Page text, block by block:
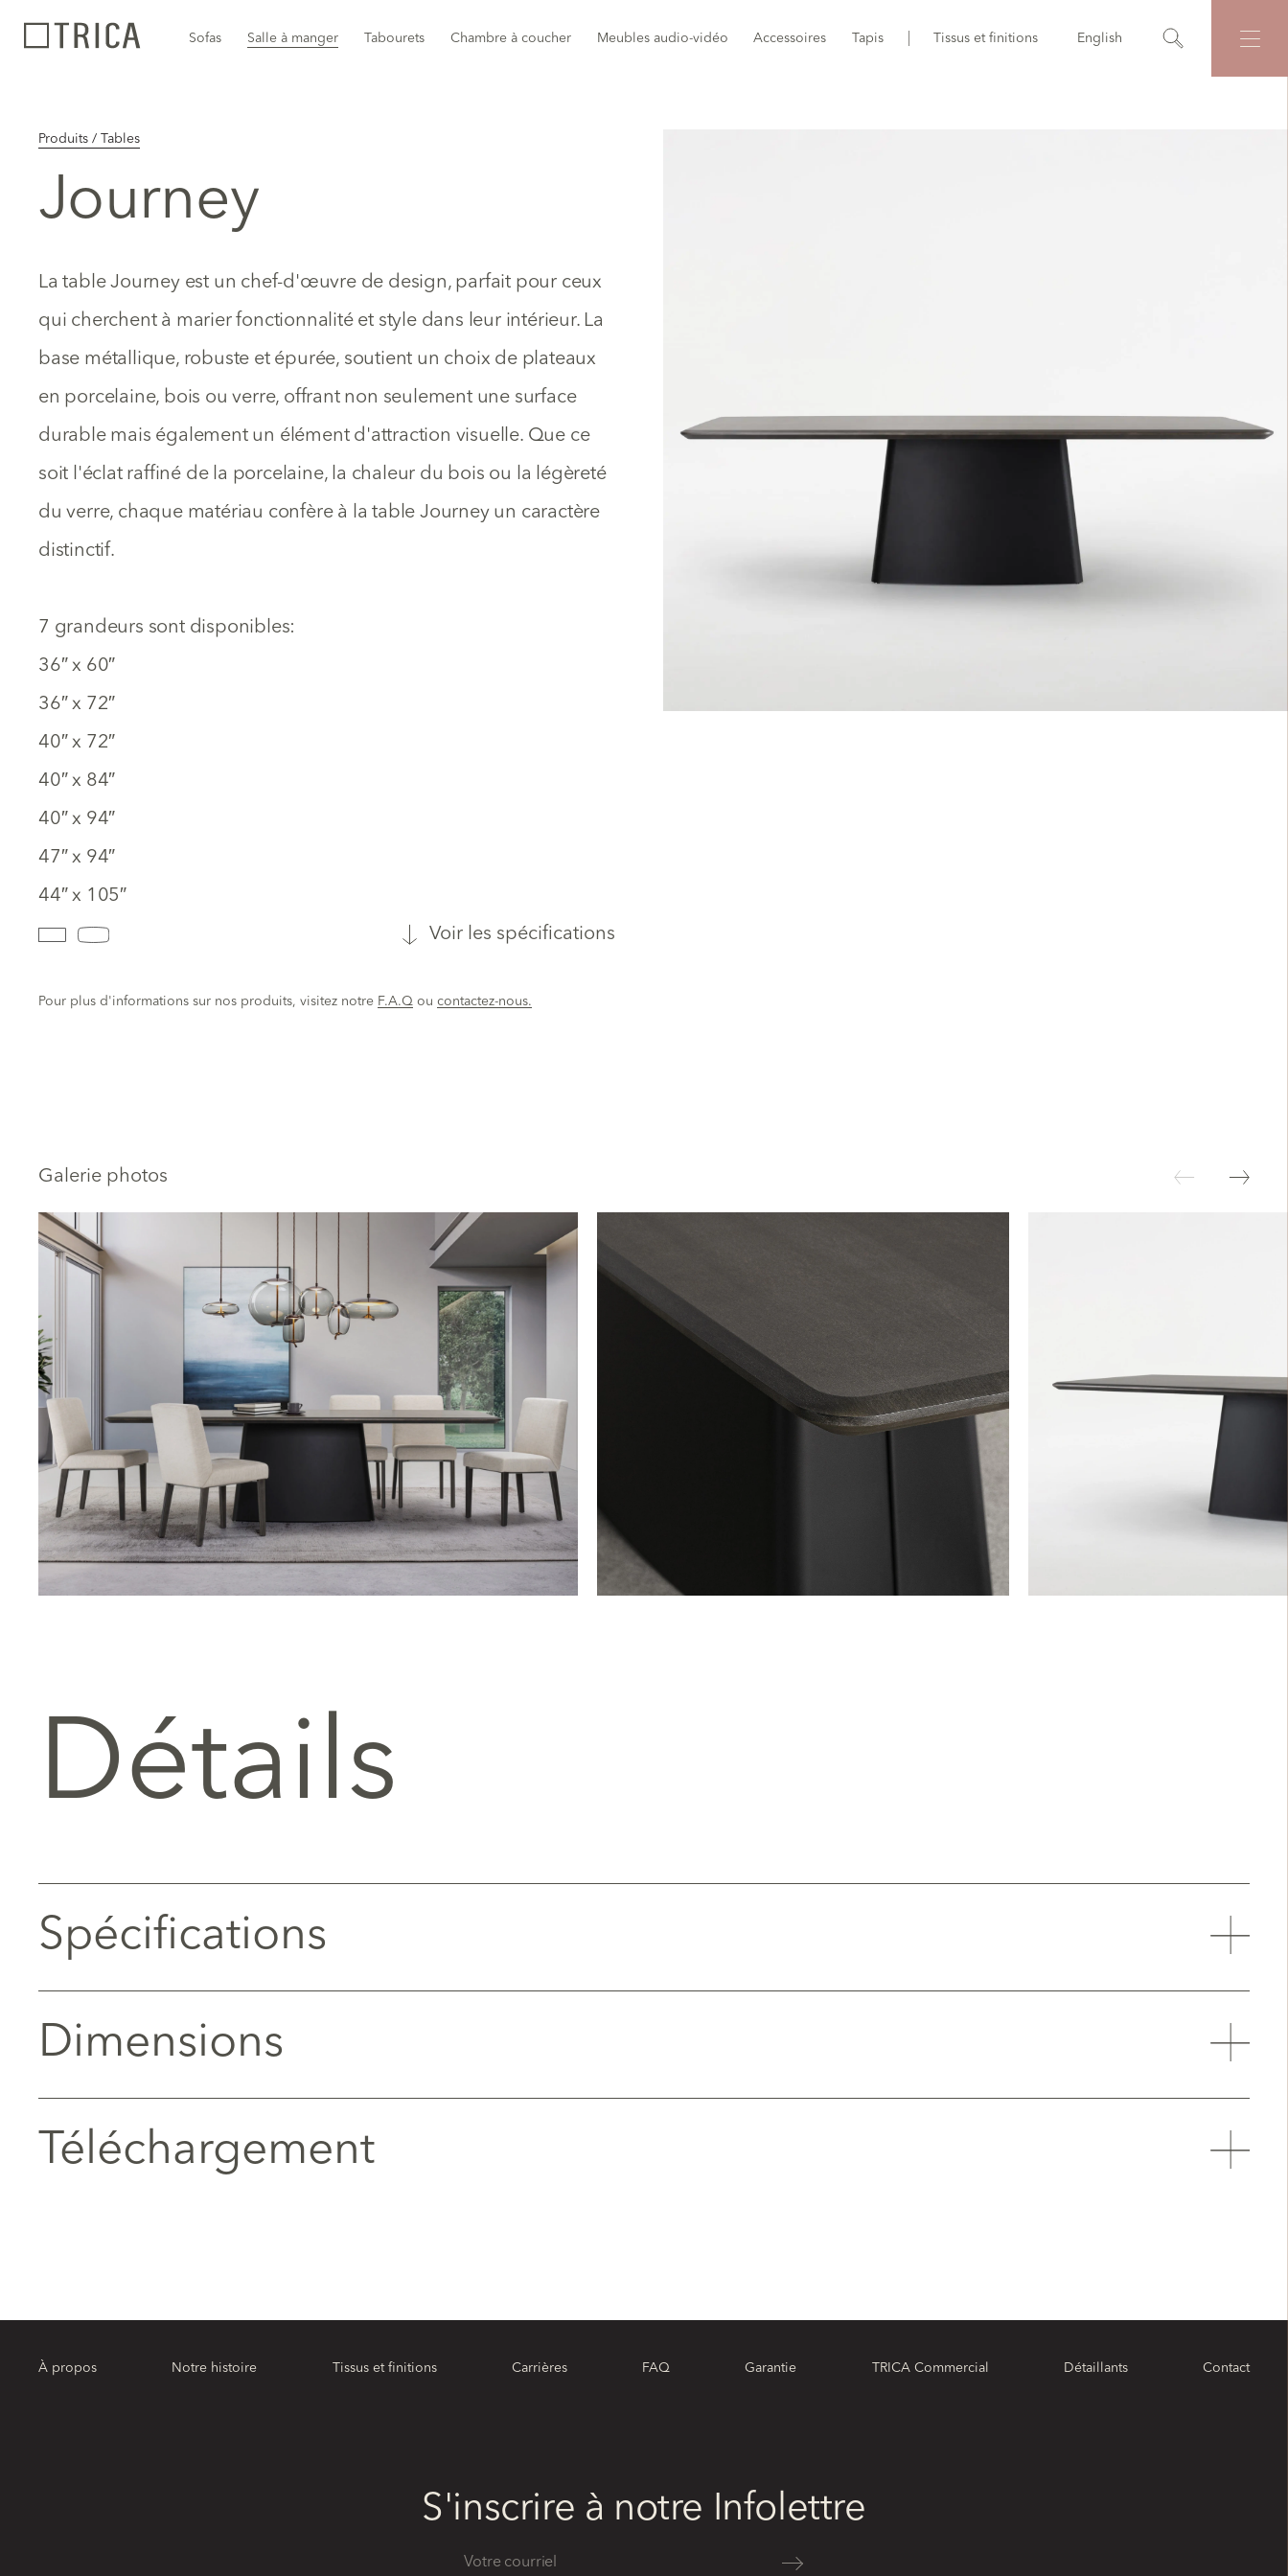
Sofas Salle à manger Tabourets Chambre à coucher Meubles audio-vidéo Accessoires Tapis Tissus et finitions English
Produits / Tables
Journey
La table Journey est un chef-d'œuvre de design, parfait pour ceux
qui cherchent à marier fonctionnalité et style dans leur intérieur. La
base métallique, robuste et épurée, soutient un choix de plateaux
en porcelaine, bois ou verre, offrant non seulement une surface
durable mais également un élément d'attraction visuelle. Que ce
soit l'éclat raffiné de la porcelaine, la chaleur du bois ou la légèreté
du verre, chaque matériau confère à la table Journey un caractère
distinctif.
7 grandeurs sont disponibles:
36″ x 60″
36″ x 72″
40″ x 72″
40″ x 84″
40″ x 94″
47″ x 94″
44″ x 105″
Voir les spécifications
Pour plus d'informations sur nos produits, visitez notre F.A.Q ou contactez-nous.
Galerie photos
Détails
Spécifications
Dimensions
Téléchargement
À propos Notre histoire Tissus et finitions Carrières FAQ Garantie TRICA Commercial Détaillants Contact
S'inscrire à notre Infolettre